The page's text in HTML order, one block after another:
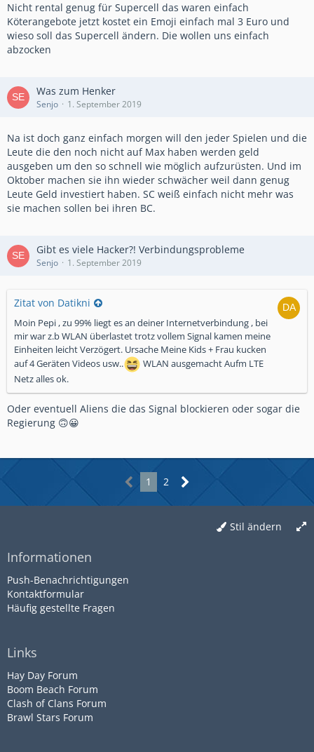
Nicht rental genug für Supercell das waren einfach
Köterangebote jetzt kostet ein Emoji einfach mal 3 Euro und
wieso soll das Supercell ändern. Die wollen uns einfach
abzocken
Was zum Henker
Senjo 1. September 2019
Na ist doch ganz einfach morgen will den jeder Spielen und die
Leute die den noch nicht auf Max haben werden geld
ausgeben um den so schnell wie möglich aufzurüsten. Und im
Oktober machen sie ihn wieder schwächer weil dann genug
Leute Geld investiert haben. SC weiß einfach nicht mehr was
sie machen sollen bei ihren BC.
Gibt es viele Hacker?! Verbindungsprobleme
Senjo 1. September 2019
Zitat von Datikni
Moin Pepi , zu 99% liegt es an deiner Internetverbindung , bei
mir war z.b WLAN überlastet trotz vollem Signal kamen meine
Einheiten leicht Verzögert. Ursache Meine Kids + Frau kucken
auf 4 Geräten Videos usw..
WLAN ausgemacht Aufm LTE
Netz alles ok.
Oder eventuell Aliens die das Signal blockieren oder sogar die
Regierung 🙃😀
1 2
Stil ändern
Informationen
Push-Benachrichtigungen
Kontaktformular
Häufig gestellte Fragen
Links
Hay Day Forum
Boom Beach Forum
Clash of Clans Forum
Brawl Stars Forum